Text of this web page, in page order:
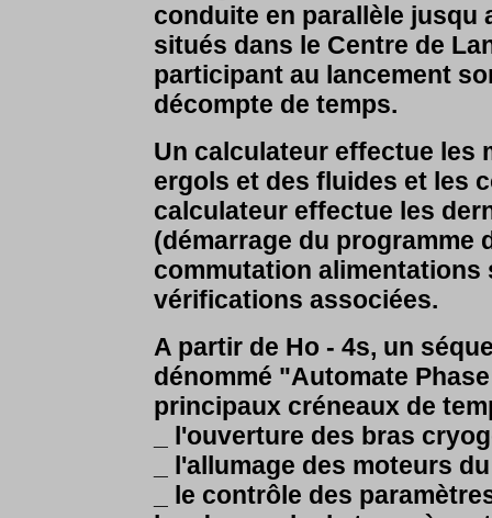
conduite en parallèle jusqu
situés dans le Centre de
participant au lancement
décompte de temps.
Un calculateur effectue les
ergols et des fluides et les
calculateur effectue les
(démarrage du programme
commutation alimentations
vérifications associées.
A partir de Ho - 4s, un
dénommé "Automate
principaux créneaux de
_ l'ouverture des bras
_ l'allumage des moteurs
_ le contrôle des